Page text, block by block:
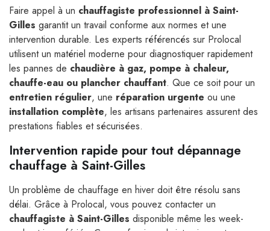
Faire appel à un chauffagiste professionnel à Saint-
Gilles garantit un travail conforme aux normes et une
intervention durable. Les experts référencés sur Prolocal
utilisent un matériel moderne pour diagnostiquer rapidement
les pannes de chaudière à gaz, pompe à chaleur,
chauffe-eau ou plancher chauffant. Que ce soit pour un
entretien régulier, une réparation urgente ou une
installation complète, les artisans partenaires assurent des
prestations fiables et sécurisées.
Intervention rapide pour tout dépannage
chauffage à Saint-Gilles
Un problème de chauffage en hiver doit être résolu sans
délai. Grâce à Prolocal, vous pouvez contacter un
chauffagiste à Saint-Gilles disponible même les week-